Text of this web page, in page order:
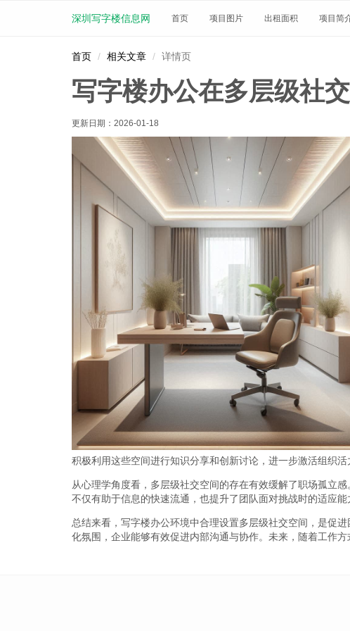
深圳写字楼信息网 首页 项目图片 出租面积 项目简
首页 相关文章 详情页
写字楼办公在多层级社
更新日期： 2026-01-18
积极利用这些空间进行知识分享和创新讨论，进一步激活组织活
从心理学角度看，多层级社交空间的存在有效缓解了职场孤立
不仅有助于信息的快速流通，也提升了团队面对挑战时的适应能
总结来看，写字楼办公环境中合理设置多层级社交空间，是促
化氛围，企业能够有效促进内部沟通与协作。未来，随着工作